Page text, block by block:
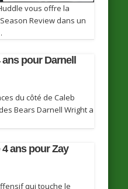
vous offre la
Review dans un
pour Darnell
du côté de Caleb
Bears Darnell Wright a
ans pour Zay
qui touche le